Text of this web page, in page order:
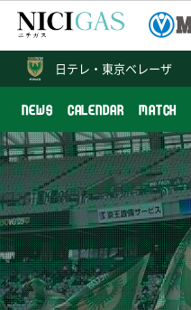
NEWS CALENDAR MATCH
日テレ・ 東京ベレーザ